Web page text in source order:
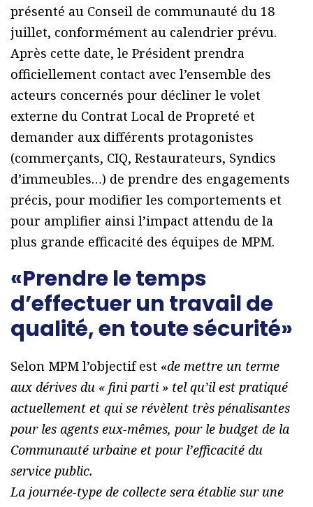
présenté au Conseil de communauté du 18
juillet, conformément au calendrier prévu.
Après cette date, le Président prendra
officiellement contact avec l’ensemble des
acteurs concernés pour décliner le volet
externe du Contrat Local de Propreté et
demander aux différents protagonistes
(commerçants, CIQ, Restaurateurs, Syndics
d’immeubles…) de prendre des engagements
précis, pour modifier les comportements et
pour amplifier ainsi l’impact attendu de la
plus grande efficacité des équipes de MPM.
«Prendre le temps
d’effectuer un travail de
qualité, en toute sécurité»
Selon MPM l’objectif est «de mettre un terme
aux dérives du « fini parti » tel qu’il est pratiqué
actuellement et qui se révèlent très pénalisantes
pour les agents eux-mêmes, pour le budget de la
Communauté urbaine et pour l’efficacité du
service public.
La journée-type de collecte sera établie sur une